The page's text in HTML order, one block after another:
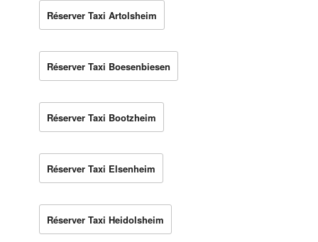
Réserver Taxi Artolsheim
Réserver Taxi Boesenbiesen
Réserver Taxi Bootzheim
Réserver Taxi Elsenheim
Réserver Taxi Heidolsheim